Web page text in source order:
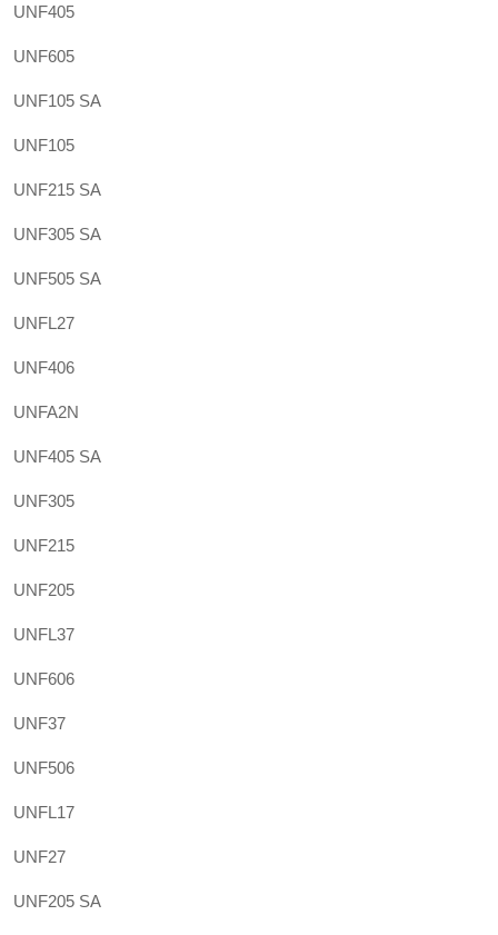
UNF405
UNF605
UNF105 SA
UNF105
UNF215 SA
UNF305 SA
UNF505 SA
UNFL27
UNF406
UNFA2N
UNF405 SA
UNF305
UNF215
UNF205
UNFL37
UNF606
UNF37
UNF506
UNFL17
UNF27
UNF205 SA